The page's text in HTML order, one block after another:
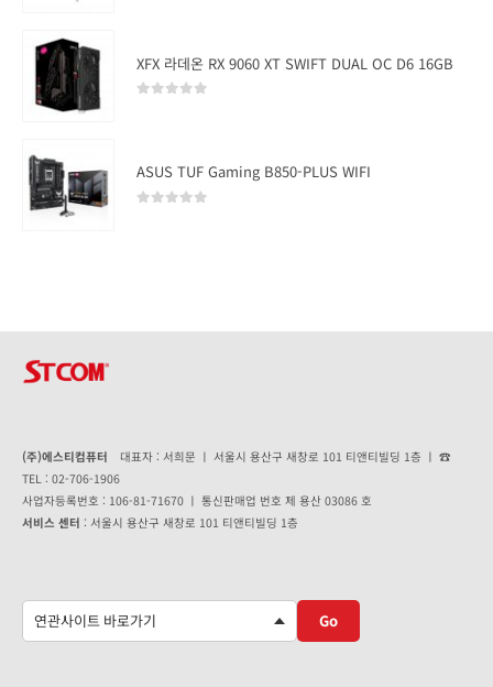
XFX 라데온 RX 9060 XT SWIFT DUAL OC D6 16GB
ASUS TUF Gaming B850-PLUS WIFI
(주)에스티컴퓨터 대표자 : 서희문 ㅣ 서울시 용산구 새창로 101 티앤티빌딩 1층 ㅣ ☎
TEL : 02-706-1906
사업자등록번호 : 106-81-71670 ㅣ 통신판매업 번호 제 용산 03086 호
서비스 센터 : 서울시 용산구 새창로 101 티앤티빌딩 1층
Go